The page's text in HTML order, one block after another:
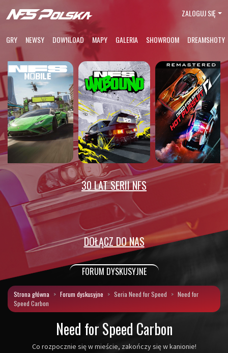
GRY NEWSY DOWNLOAD MAPY GALERIA SHOWROOM DREAMSHOTY
ZALOGUJ SIĘ
30 LAT SERII NFS
DOŁĄCZ DO NAS
FORUM DYSKUSYJNE
Strona główna Forum dyskusyjne Seria Need for Speed
Need for
Speed Carbon
Need for Speed Carbon
Co rozpocznie się w mieście, zakończy się w kanionie!